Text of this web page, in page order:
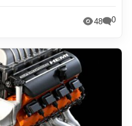
48 0